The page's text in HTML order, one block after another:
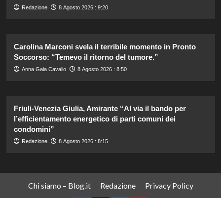
Redazione 8 Agosto 2026 : 9:20
Carolina Marconi svela il terribile momento in Pronto
Soccorso: “Temevo il ritorno del tumore.”
Anna Gaia Cavallo 8 Agosto 2026 : 8:50
Friuli-Venezia Giulia, Amirante “Al via il bando per
l’efficientamento energetico di parti comuni dei
condomini”
Redazione 8 Agosto 2026 : 8:15
Chi siamo – Blog.it Redazione Privacy Policy